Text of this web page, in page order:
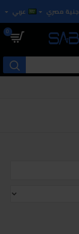
جنية مصري عربي
0